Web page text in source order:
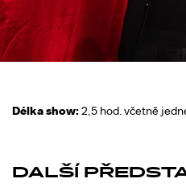
Délka show:2,5 hod. včetně
DALŠÍ